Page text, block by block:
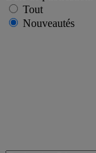
Tout
Nouveautés